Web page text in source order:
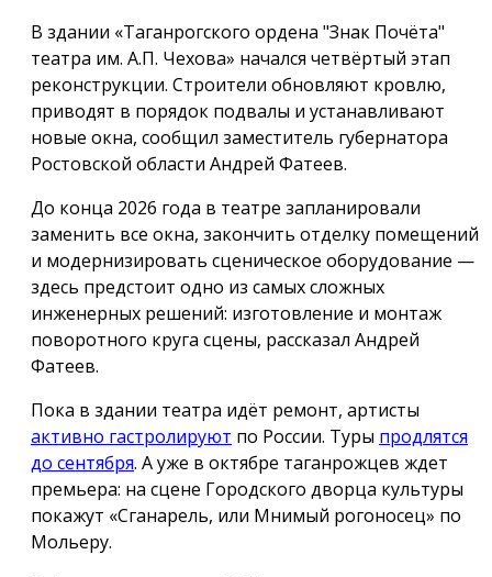
В здании «Таганрогского ордена "Знак Почёта"
театра им. А.П. Чехова» начался четвёртый этап
реконструкции. Строители обновляют кровлю,
приводят в порядок подвалы и устанавливают
новые окна, сообщил заместитель губернатора
Ростовской области Андрей Фатеев.
До конца 2026 года в театре запланировали
заменить все окна, закончить отделку помещений
и модернизировать сценическое оборудование —
здесь предстоит одно из самых сложных
инженерных решений: изготовление и монтаж
поворотного круга сцены, рассказал Андрей
Фатеев.
Пока в здании театра идёт ремонт, артисты
активно гастролируют по России. Туры продлятся
до сентября. А уже в октябре таганрожцев ждет
премьера: на сцене Городского дворца культуры
покажут «Сганарель, или Мнимый рогоносец» по
Мольеру.